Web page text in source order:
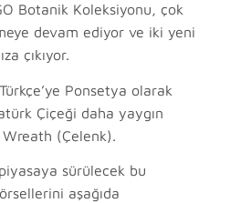
Botanik Koleksiyonu, çok
devam ediyor ve iki yeni
çıkıyor.
Ponsetya olarak
Çiçeği daha yaygın
(Çelenk).
sürülecek bu
aşağıda